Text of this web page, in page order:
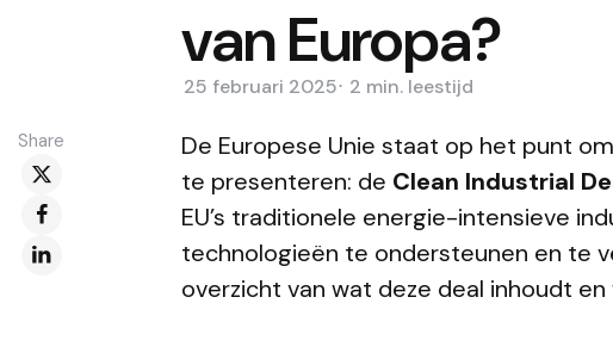
van Europa?
25 februari 2025 2 min. leestijd
Share
De Europese Unie staat op het punt
te presenteren: de Clean Industrial
EU’s traditionele energie-intensieve
technologieën te ondersteunen en te
overzicht van wat deze deal inhoudt